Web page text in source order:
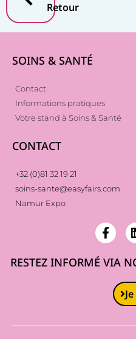
Retour
SOINS & SANTÉ
Contact
Informations pratiques
Votre stand à Soins & Santé
CONTACT
+32 (0)81 32 19 21
soins-sante@easyfairs.com
Namur Expo
RESTEZ INFORMÉ VIA